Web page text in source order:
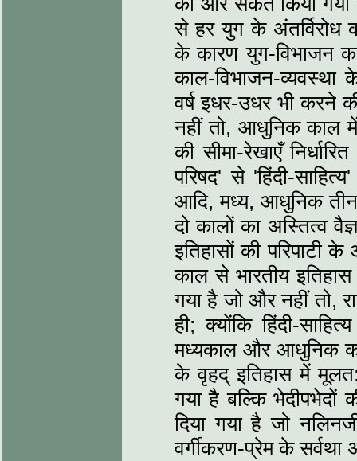
से हर युग के अंतर्विरोध
के कारण युग-विभाजन
काल-विभाजन-व्‍यवस्‍था
वर्ष इधर-उधर भी करने
नहीं तो, आधुनिक काल
की सीमा-रेखाएँ
परिषद' से 'हिंदी-
आदि, मध्‍य, आधुनिक
दो कालों का अस्तित्‍व
इतिहासों की परिपाटी
काल से भारतीय
गया है जो और नहीं तो,
ही; क्‍योंकि हिंदी-
मध्‍यकाल और आधुनिक
के वृहद् इतिहास में
गया है बल्कि
दिया गया है जो
वर्गीकरण-प्रेम के